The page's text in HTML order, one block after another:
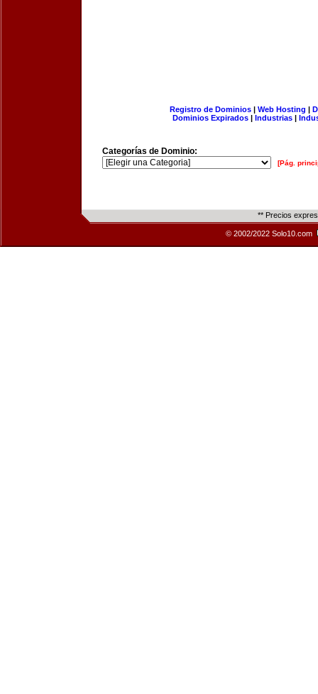
Registro de Dominios| Web Hosting |
Dominios Expirados | Industrias |
Categorías de Dominio:
[Pág.
** Precios
© 2002/2022 Solo10.com